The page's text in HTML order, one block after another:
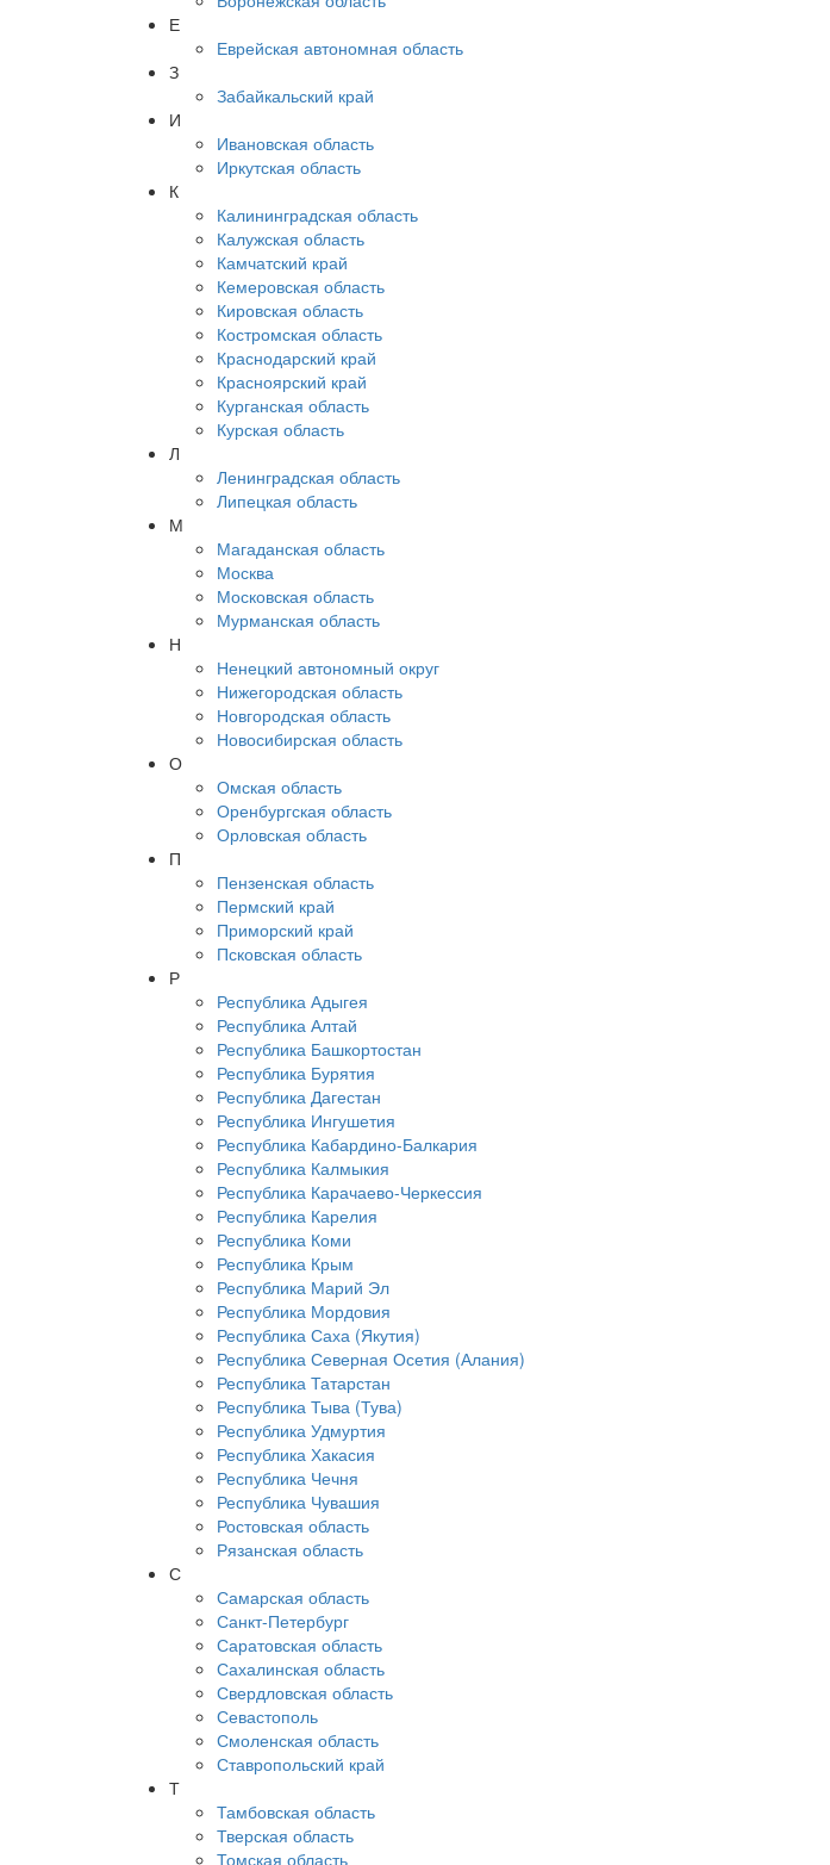
Е
Еврейская автономная область
З
Забайкальский край
И
Ивановская область
Иркутская область
К
Калининградская область
Калужская область
Камчатский край
Кемеровская область
Кировская область
Костромская область
Краснодарский край
Красноярский край
Курганская область
Курская область
Л
Ленинградская область
Липецкая область
М
Магаданская область
Москва
Московская область
Мурманская область
Н
Ненецкий автономный округ
Нижегородская область
Новгородская область
Новосибирская область
О
Омская область
Оренбургская область
Орловская область
П
Пензенская область
Пермский край
Приморский край
Псковская область
Р
Республика Адыгея
Республика Алтай
Республика Башкортостан
Республика Бурятия
Республика Дагестан
Республика Ингушетия
Республика Кабардино-Балкария
Республика Калмыкия
Республика Карачаево-Черкессия
Республика Карелия
Республика Коми
Республика Крым
Республика Марий Эл
Республика Мордовия
Республика Саха (Якутия)
Республика Северная Осетия (Алания)
Республика Татарстан
Республика Тыва (Тува)
Республика Удмуртия
Республика Хакасия
Республика Чечня
Республика Чувашия
Ростовская область
Рязанская область
С
Самарская область
Санкт-Петербург
Саратовская область
Сахалинская область
Свердловская область
Севастополь
Смоленская область
Ставропольский край
Т
Тамбовская область
Тверская область
Томская область